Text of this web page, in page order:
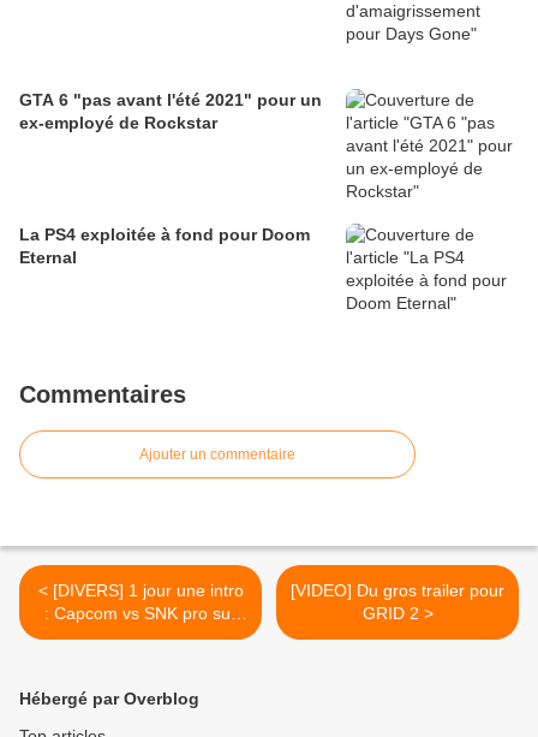
GTA 6 "pas avant l'été 2021" pour un
ex-employé de Rockstar
La PS4 exploitée à fond pour Doom
Eternal
Commentaires
Ajouter un commentaire
< [DIVERS] 1 jour une intro
: Capcom vs SNK pro sur
Playstation 1
[VIDEO] Du gros trailer pour
GRID 2 >
Hébergé par Overblog